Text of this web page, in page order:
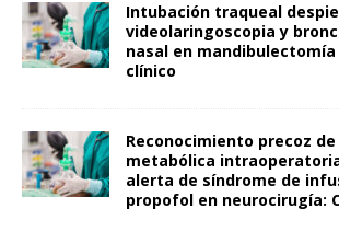
Intubación traqueal
videolaringoscopia y
nasal en
clínico
Reconocimiento precoz
metabólica
alerta de síndrome de
propofol en neurocirugía: